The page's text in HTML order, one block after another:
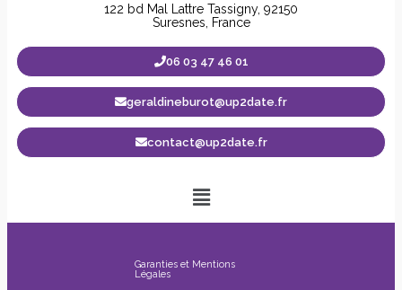
122 bd Mal Lattre Tassigny, 92150
Suresnes, France
06 03 47 46 01
geraldineburot@up2date.fr
contact@up2date.fr
Garanties et Mentions
Légales